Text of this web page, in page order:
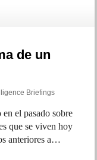
de un
Briefings
el pasado sobre
que se viven hoy
anteriores a…